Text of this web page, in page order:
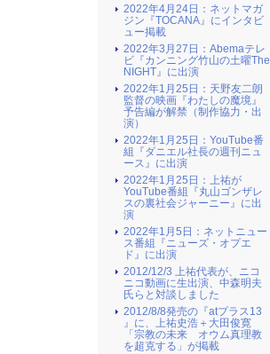
2022年4月24日：ネットマガ
ジン『TOCANA』にインタビ
ュー掲載
2022年3月27日：Abemaテレ
ビ『カンニング竹山の土曜The
NIGHT』に出演
2022年1月25日：天野友二朗
監督の映画『わたしの魔境』
予告編が解禁（制作協力・出
演）
2022年1月25日：YouTube番
組『ダニエル社長の週刊ニュ
ース』に出演
2022年1月25日：上祐が
YouTube番組『丸山ゴンザレ
スの裏社会ジャーニー』に出
演
2022年1月5日：ネットニュー
ス番組『ニューズ・オプエ
ド』に出演
2012/12/3 上祐代表が、ニコ
ニコ動画に生出演、中森明夫
氏らと対談しました
2012/8/8発売の『atプラス13
』に、上祐史浩＋大田俊寛
「宗教の未来 オウム真理教
を超克する」が掲載